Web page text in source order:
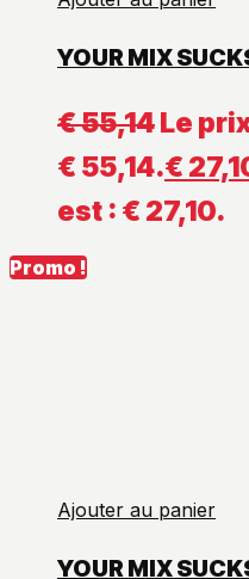
YOUR MIX
€55,14Le
€ 55,14.€
est : € 27,10.
Promo !
Ajouter au panier
YOUR MIX